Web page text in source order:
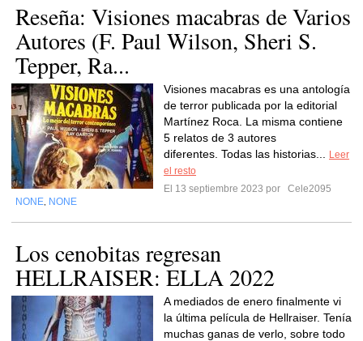
Reseña: Visiones macabras de Varios
Autores (F. Paul Wilson, Sheri S.
Tepper, Ra...
Visiones macabras es una antología
de terror publicada por la editorial
Martínez Roca. La misma contiene
5 relatos de 3 autores
diferentes. Todas las historias...
Leer
el resto
El 13 septiembre 2023 por
Cele2095
NONE NONE
Los cenobitas regresan
HELLRAISER: ELLA 2022
A mediados de enero finalmente vi
la última película de Hellraiser. Tenía
muchas ganas de verlo, sobre todo